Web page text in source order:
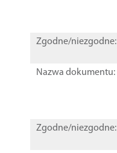
Zgodne/niezgodne:
Nazwa dokumentu:
Zgodne/niezgodne: